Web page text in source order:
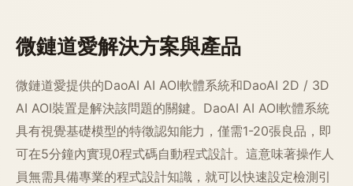
微鏈道愛解決方案與產品
微鏈道愛提供的DaoAI AI AOI軟體系統和DaoAI 2D / 3D
AI AOI裝置是解決該問題的關鍵。DaoAI AI AOI軟體系統
具有視覺基礎模型的特徵認知能力，僅需1-20張良品，即
可在5分鐘內實現0程式碼自動程式設計。這意味著操作人
員無需具備專業的程式設計知識，就可以快速設定檢測引